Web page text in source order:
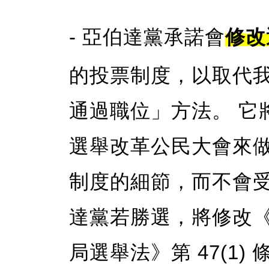
- 亞伯達黨承諾會修
的投票制度，以取代
通過職位」方法。 它
選舉改革公民大會來
制度的細節，而不會
達黨若勝選，將修改
局選舉法》第 47(1)